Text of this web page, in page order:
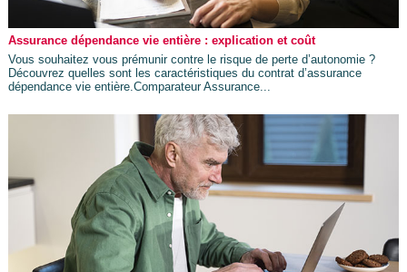
Assurance dépendance vie entière : explication et coût
Vous souhaitez vous prémunir contre le risque de perte d’autonomie ?
Découvrez quelles sont les caractéristiques du contrat d’assurance
dépendance vie entière.Comparateur Assurance...